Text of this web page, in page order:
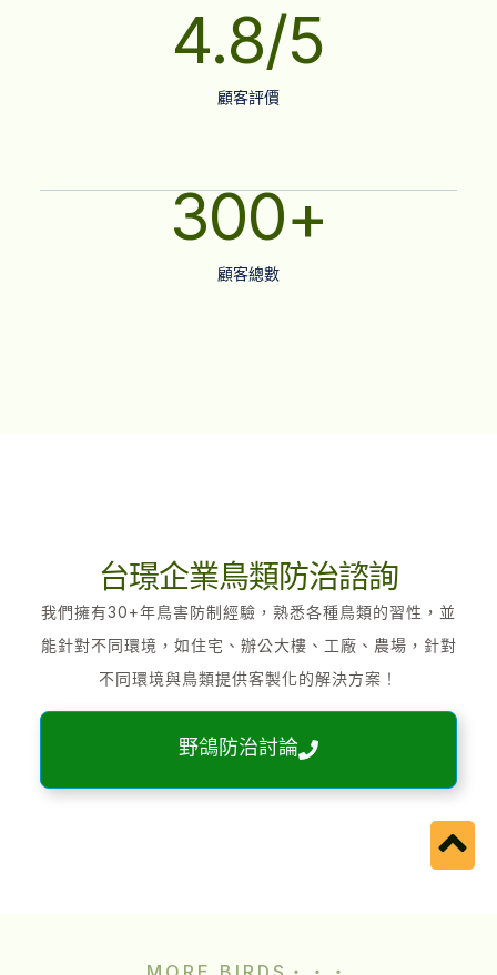
顧客評價
4.8/5
顧客總數
300+
台璟企業鳥類防治諮詢
我們擁有30+年鳥害防制經驗，熟悉各種鳥類的習性，並
能針對不同環境，如住宅、辦公大樓、工廠、農場，針對
不同環境與鳥類提供客製化的解決方案！
野鴿防治討論